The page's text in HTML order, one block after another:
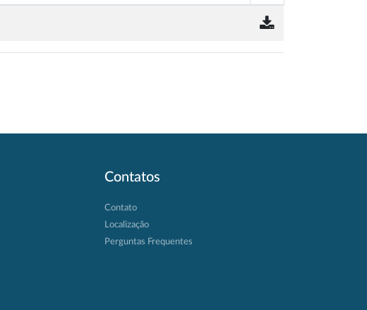
Contatos
Contato
Localização
Perguntas Frequentes